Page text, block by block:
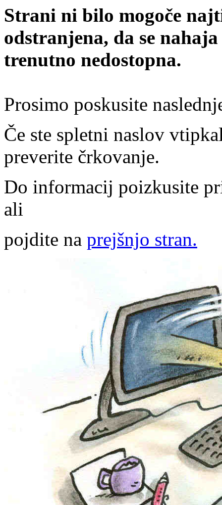
Strani ni bilo mogoče
odstranjena, da se
trenutno nedostopna.
Prosimo poskusite
Če ste spletni naslov
preverite črkovanje.
Do informacij poizkusite
ali
pojdite na prejšnjo stran.